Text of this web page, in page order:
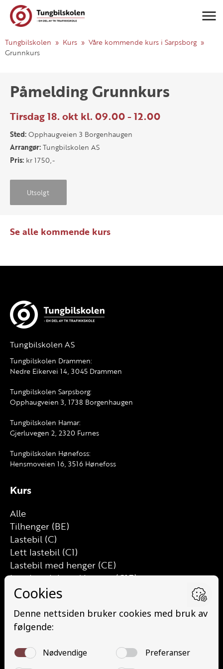
Tungbilskolen Kurs
Våre kommende kurs i Sarpsborg
Grunnkurs
Påmelding Grunnkurs
Tirsdag 18. okt kl. 09.00 - 12.00
Sted:Opphaugveien 3 Borgenhaugen
Arrangør:Tungbilskolen AS
Pris: kr 1750,-
Utsolgt
Se alle kommende kurs
Tungbilskolen AS
Tungbilskolen Drammen:
Nedre Eikervei 14, 3045 Drammen
Tungbilskolen Sarpsborg:
Opphaugveien 3, 1738 Borgenhaugen
Tungbilskolen Hamar:
Gjerluvegen 2, 2320 Furnes
Tungbilskolen Hønefoss:
Hensmoveien 16, 3516 Hønefoss
Kurs
Alle
Tilhenger (BE)
Lastebil (C)
Lett lastebil (C1)
Lastebil med henger (CE)
Lett lastebil med henger (C1E)
Buss (D)
Minibuss (D1)
Minibuss med henger (D1E)
Grunnutdanning Person (YDP – YSK)